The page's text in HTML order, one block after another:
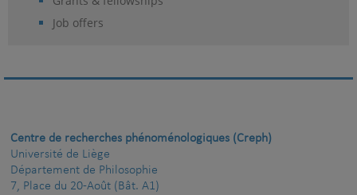
Job offers
Centre de recherches phénoménologiques (Creph)
Université de Liège
Département de Philosophie
7, Place du 20-Août (Bât. A1)